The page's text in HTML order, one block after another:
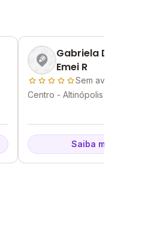
Gabriela Dos Reis
Emei R
Sem avaliações
Centro - Altinópolis - SP
Saiba mais